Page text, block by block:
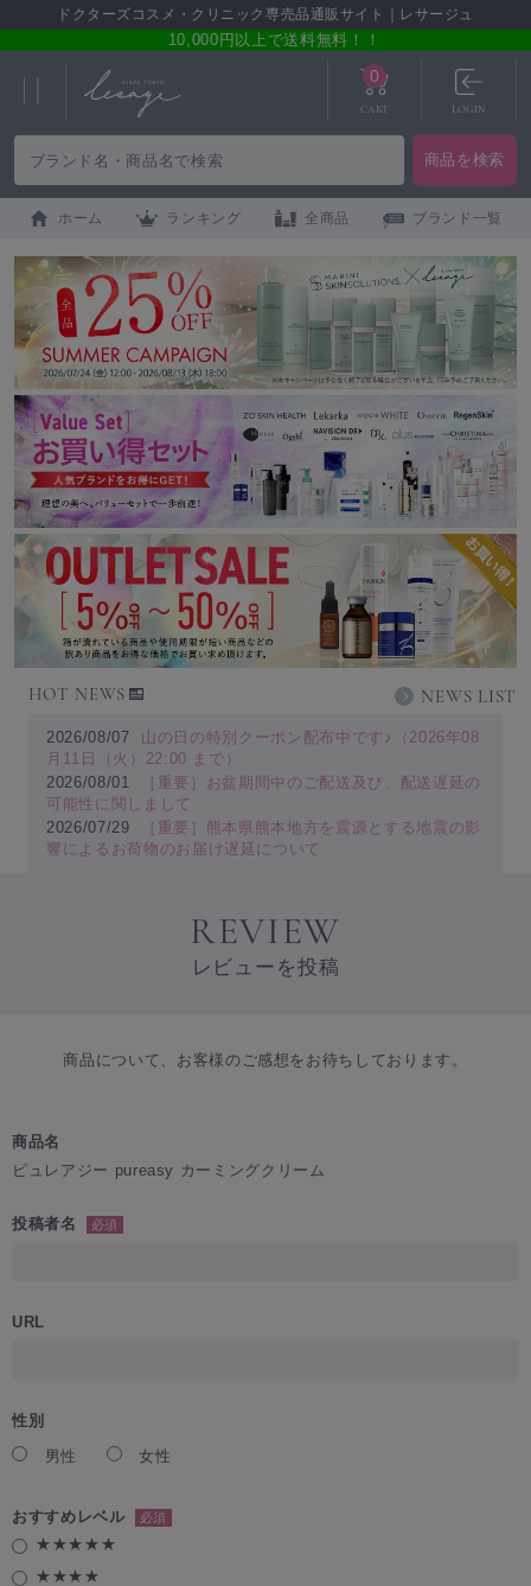
ドクターズコスメ・クリニック専売品通販サイト｜レサージュ
10,000円以上で送料無料！！
0
CART LOGIN
ホーム ランキング 全商品 ブランド一覧
HOT NEWS NEWS LIST
2026/08/07
山の日の特別クーポン配布中です♪（2026年08
月11日（火）22:00 まで）
2026/08/01
［重要］お盆期間中のご配送及び、配送遅延の
可能性に関しまして
2026/07/29
［重要］熊本県熊本地方を震源とする地震の影
響によるお荷物のお届け遅延について
REVIEW
レビューを投稿
商品について、お客様のご感想をお待ちしております。
商品名
ピュレアジー pureasy カーミングクリーム
投稿者名 必須
URL
性別
男性
女性
おすすめレベル 必須
★★★★★
★★★★